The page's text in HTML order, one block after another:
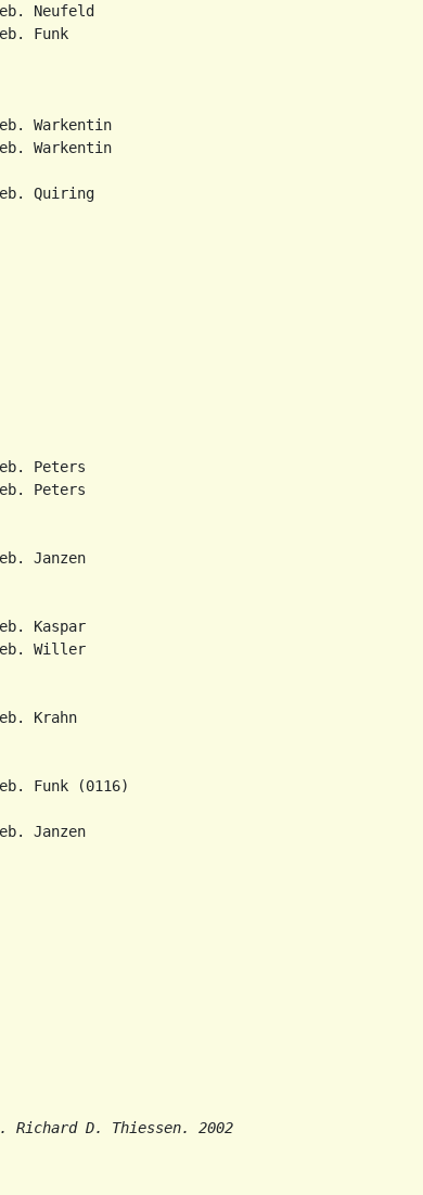
Neufeld
Funk
Warkentin
Warkentin
Quiring
Peters
Peters
Janzen
Kaspar
Willer
Krahn
Funk (0116)
Janzen
. Richard D. Thiessen. 2002